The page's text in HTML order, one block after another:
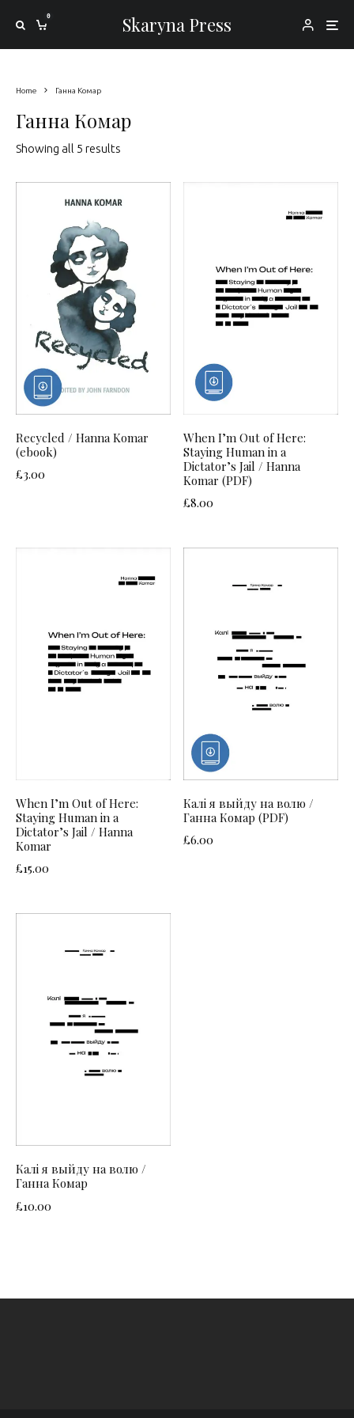
0 Skaryna Press
Home Ганна Комар
Ганна Комар
Showing all 5 results
Recycled / Hanna Komar
(ebook)
£3.00
When I’m Out of Here:
Staying Human in a
Dictator’s Jail / Hanna
Komar (PDF)
£8.00
When I’m Out of Here:
Staying Human in a
Dictator’s Jail / Hanna
Komar
£15.00
Калі я выйду на волю /
Ганна Комар (PDF)
£6.00
Калі я выйду на волю /
Ганна Комар
£10.00